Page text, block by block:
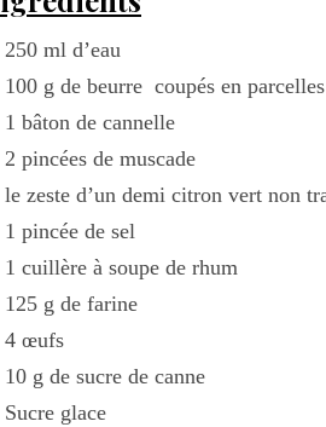
250 ml d’eau
100 g de beurre coupés en parcelles
1 bâton de cannelle
2 pincées de muscade
le zeste d’un demi citron vert non
1 pincée de sel
1 cuillère à soupe de rhum
125 g de farine
4 œufs
10 g de sucre de canne
Sucre glace